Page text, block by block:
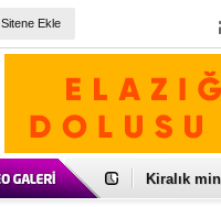
Sitene Ekle
Kiralık
VW'de üst